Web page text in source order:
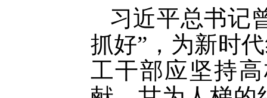
习近平总书记
抓好”，为新时
工干部应坚持